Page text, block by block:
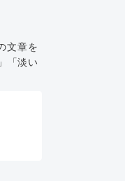
文章を
「淡い